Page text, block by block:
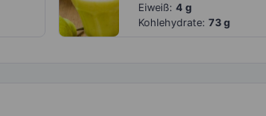
Eiweiß: 4 g
Kohlehydrate: 73 g